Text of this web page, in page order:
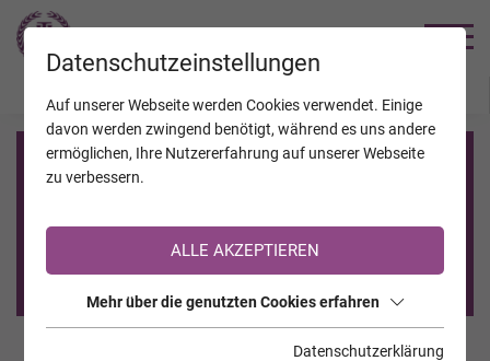
Registrierung auf TrauerHilfe.it
Sie sind noch nicht auf TrauerHilfe.it registriert?
>> zur kostenlosen Registrierung <<
Datenschutzeinstellungen
Auf unserer Webseite werden Cookies verwendet. Einige
davon werden zwingend benötigt, während es uns andere
ermöglichen, Ihre Nutzererfahrung auf unserer Webseite
zu verbessern.
ALLE AKZEPTIEREN
Mehr über die genutzten Cookies erfahren
Datenschutzerklärung
JAHRESTAGE KALENDER VERSTORBENE